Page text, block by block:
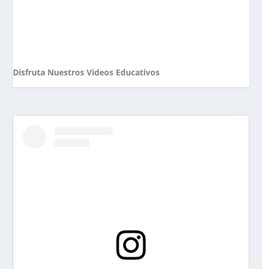
Disfruta Nuestros Videos Educativos